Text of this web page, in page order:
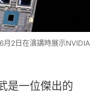
2日在演講時展示NVIDIA
是一位傑出的